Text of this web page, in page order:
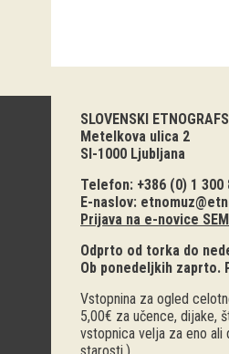
SLOVENSKI
Metelkova ulica 2
SI-1000 Ljubljana
Telefon: +386 (0) 1 300
E-naslov:
Prijava na e-novice SEM
Odprto od torka do
Ob ponedeljkih zaprto.
Vstopnina za ogled
5,00€ za učence, dijake,
vstopnica velja za eno